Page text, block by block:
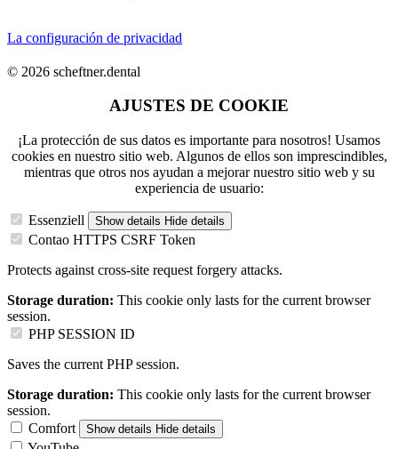
La configuración de privacidad
© 2026 scheftner.dental
AJUSTES DE COOKIE
¡La protección de sus datos es importante para nosotros! Usamos
cookies en nuestro sitio web. Algunos de ellos son imprescindibles,
mientras que otros nos ayudan a mejorar nuestro sitio web y su
experiencia de usuario:
Essenziell Show details Hide details
Contao HTTPS CSRF Token
Protects against cross-site request forgery attacks.
Storage duration: This cookie only lasts for the current browser
session.
PHP SESSION ID
Saves the current PHP session.
Storage duration: This cookie only lasts for the current browser
session.
Comfort
Show details Hide details